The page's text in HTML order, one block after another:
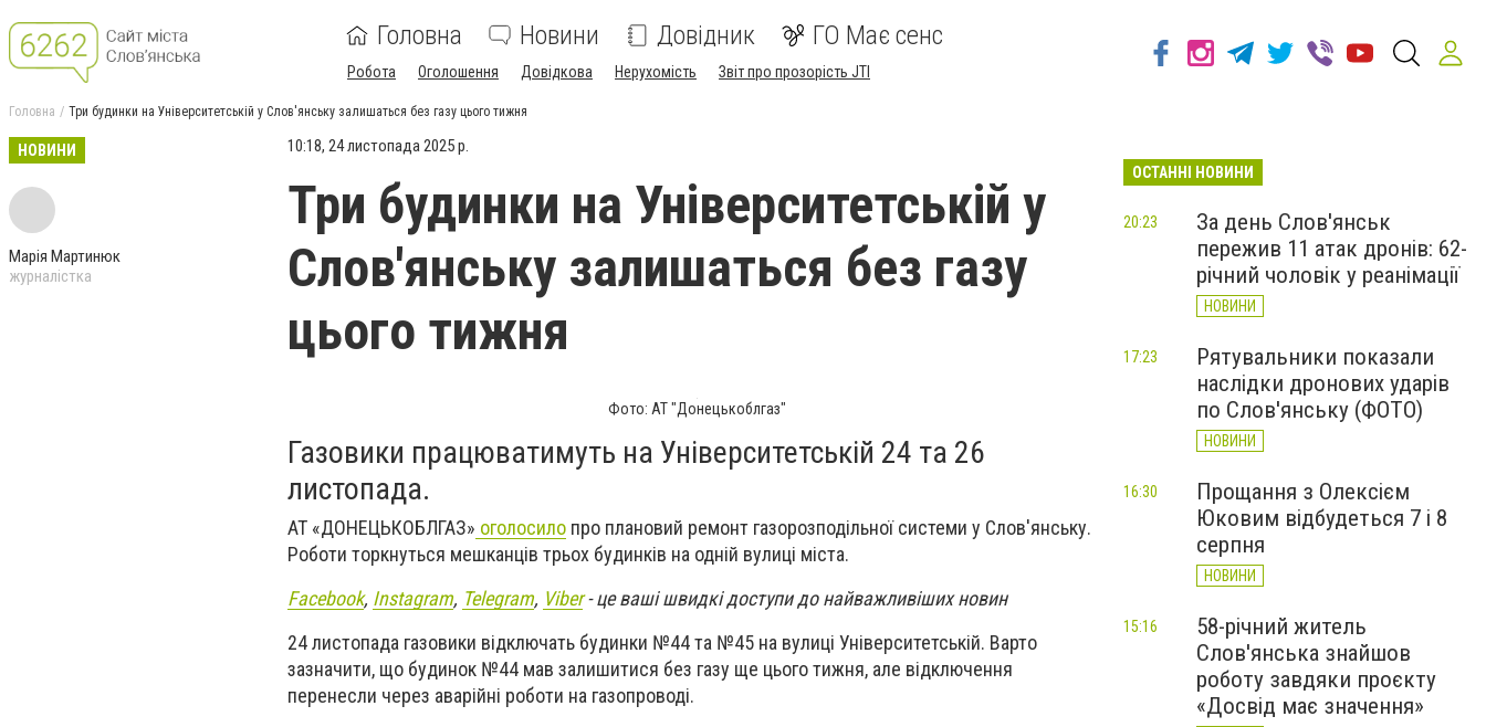
Головна Новини Довідник ГО Має сенс
Робота Оголошення Довідкова Нерухомість Звіт про прозорість JTI
Головна Три будинки на Університетській у Слов'янську залишаться без газу цього тижня
НОВИНИ
Марія Мартинюк
журналістка
10:18, 24 листопада 2025 р.
Три будинки на Університетській у
Слов'янську залишаться без газу
цього тижня
Фото: АТ "Донецькоблгаз"
Газовики працюватимуть на Університетській 24 та 26
листопада.
АТ «ДОНЕЦЬКОБЛГАЗ» оголосило про плановий ремонт газорозподільної системи у Слов'янську.
Роботи торкнуться мешканців трьох будинків на одній вулиці міста.
Facebook, Instagram, Telegram, Viber- це ваші швидкі доступи до найважливіших новин
24 листопада газовики відключать будинки №44 та №45 на вулиці Університетській. Варто
зазначити, що будинок №44 мав залишитися без газу ще цього тижня, але відключення
перенесли через аварійні роботи на газопроводі.
ОСТАННІ НОВИНИ
За день Слов'янськ
пережив 11 атак дронів: 62-
річний чоловік у реанімації
НОВИНИ
20:23
Рятувальники показали
наслідки дронових ударів
по Слов'янську (ФОТО)
НОВИНИ
17:23
Прощання з Олексієм
Юковим відбудеться 7 і 8
серпня
НОВИНИ
16:30
58-річний житель
Слов'янська знайшов
роботу завдяки проєкту
«Досвід має значення»
15:16